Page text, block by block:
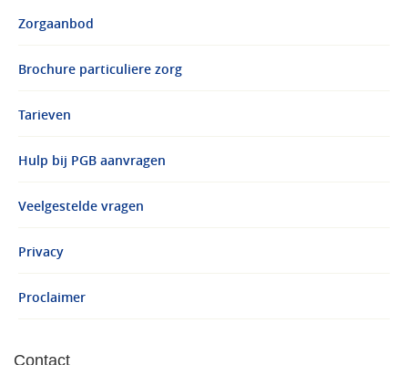
Zorgaanbod
Brochure particuliere zorg
Tarieven
Hulp bij PGB aanvragen
Veelgestelde vragen
Privacy
Proclaimer
Contact